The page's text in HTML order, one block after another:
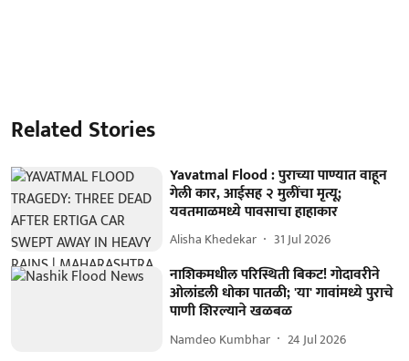
Related Stories
Yavatmal Flood : पुराच्या पाण्यात वाहून
गेली कार, आईसह २ मुलींचा मृत्यू;
यवतमाळमध्ये पावसाचा हाहाकार
Alisha Khedekar 31 Jul 2026
नाशिकमधील परिस्थिती बिकट! गोदावरीने
ओलांडली धोका पातळी; 'या' गावांमध्ये पुराचे
पाणी शिरल्याने खळबळ
Namdeo Kumbhar 24 Jul 2026